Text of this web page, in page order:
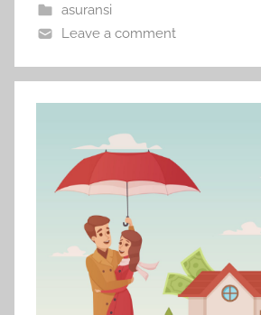
asuransi
Leave a comment